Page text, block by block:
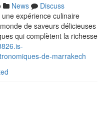
News
Discuss
expérience culinaire
de saveurs délicieuses
qui complètent la richesse
de-marrakech